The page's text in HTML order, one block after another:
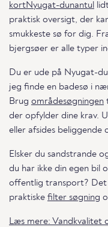
kortNyugat-dunantul
praktisk oversigt, der
smukkeste sø for dig.
bjergsøer er alle typer
Du er ude på Nyugat-
jeg finde en badesø i
Brug områdesøgningen
der opfylder dine krav.
eller afsides beliggende
Elsker du sandstrande
du har ikke din egen bil
offentlig transport? Det
praktiske filter søgning
Læs mere: Vandkvalitet